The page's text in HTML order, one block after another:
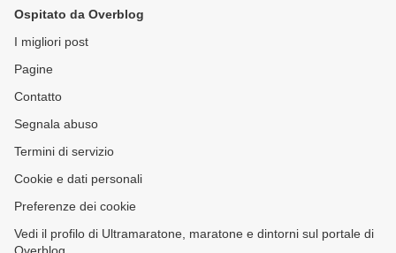
Ospitato da Overblog
I migliori post
Pagine
Contatto
Segnala abuso
Termini di servizio
Cookie e dati personali
Preferenze dei cookie
Vedi il profilo di Ultramaratone, maratone e dintorni sul portale di